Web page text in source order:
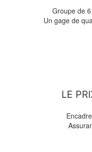
Groupe de
Un gage de
LE